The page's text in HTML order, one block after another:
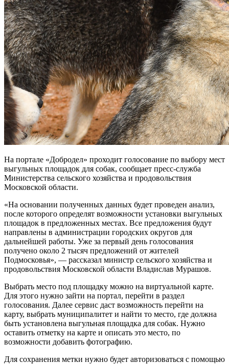
На портале «Добродел» проходит голосование по выбору мест
выгульных площадок для собак, сообщает пресс-служба
Министерства сельского хозяйства и продовольствия
Московской области.
«На основании полученных данных будет проведен анализ,
после которого определят возможности установки выгульных
площадок в предложенных местах. Все предложения будут
направлены в администрации городских округов для
дальнейшей работы. Уже за первый день голосования
получено около 2 тысяч предложений от жителей
Подмосковья», — рассказал министр сельского хозяйства и
продовольствия Московской области Владислав Мурашов.
Выбрать место под площадку можно на виртуальной карте.
Для этого нужно зайти на портал, перейти в раздел
голосования. Далее сервис даст возможность перейти на
карту, выбрать муниципалитет и найти то место, где должна
быть установлена выгульная площадка для собак. Нужно
оставить отметку на карте и описать это место, по
возможности добавить фотографию.
Для сохранения метки нужно будет авторизоваться с помощью